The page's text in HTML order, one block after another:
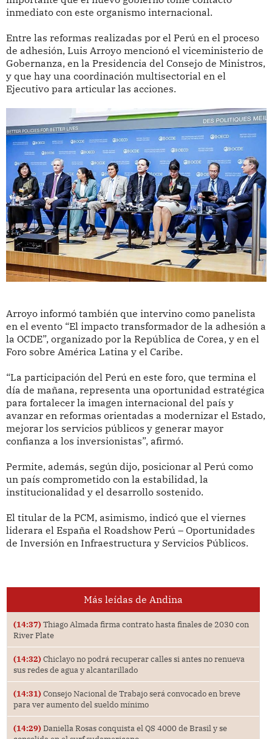
inmediato con este organismo internacional.
Entre las reformas realizadas por el Perú en el proceso
de adhesión, Luis Arroyo mencionó el viceministerio de
Gobernanza, en la Presidencia del Consejo de Ministros,
y que hay una coordinación multisectorial en el
Ejecutivo para articular las acciones.
Arroyo informó también que intervino como panelista
en el evento “El impacto transformador de la adhesión a
la OCDE”, organizado por la República de Corea, y en el
Foro sobre América Latina y el Caribe.
“La participación del Perú en este foro, que termina el
día de mañana, representa una oportunidad estratégica
para fortalecer la imagen internacional del país y
avanzar en reformas orientadas a modernizar el Estado,
mejorar los servicios públicos y generar mayor
confianza a los inversionistas”, afirmó.
Permite, además, según dijo, posicionar al Perú como
un país comprometido con la estabilidad, la
institucionalidad y el desarrollo sostenido.
El titular de la PCM, asimismo, indicó que el viernes
liderara el España el Roadshow Perú – Oportunidades
de Inversión en Infraestructura y Servicios Públicos.
Más leídas de Andina
(14:37) Thiago Almada firma contrato hasta finales de 2030 con
River Plate
(14:32) Chiclayo no podrá recuperar calles si antes no renueva
sus redes de agua y alcantarillado
(14:31) Consejo Nacional de Trabajo será convocado en breve
para ver aumento del sueldo mínimo
(14:29) Daniella Rosas conquista el QS 4000 de Brasil y se